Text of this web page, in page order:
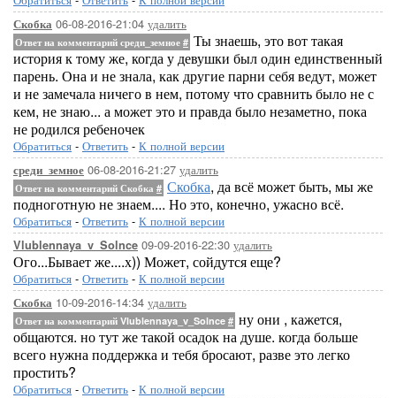
Скобка 06-08-2016-21:04 удалить
Ответ на комментарий среди_земное # Ты знаешь, это вот такая
история к тому же, когда у девушки был один единственный
парень. Она и не знала, как другие парни себя ведут, может
и не замечала ничего в нем, потому что сравнить было не с
кем, не знаю... а может это и правда было незаметно, пока
не родился ребеночек
Обратиться - Ответить - К полной версии
среди_земное 06-08-2016-21:27 удалить
Ответ на комментарий Скобка # Скобка, да всё может быть, мы же
подноготную не знаем.... Но это, конечно, ужасно всё.
Обратиться - Ответить - К полной версии
Vlublennaya_v_Solnce 09-09-2016-22:30 удалить
Ого...Бывает же....х)) Может, сойдутся еще?
Обратиться - Ответить - К полной версии
Скобка 10-09-2016-14:34 удалить
Ответ на комментарий Vlublennaya_v_Solnce # ну они , кажется,
общаются. но тут же такой осадок на душе. когда больше
всего нужна поддержка и тебя бросают, разве это легко
простить?
Обратиться - Ответить - К полной версии